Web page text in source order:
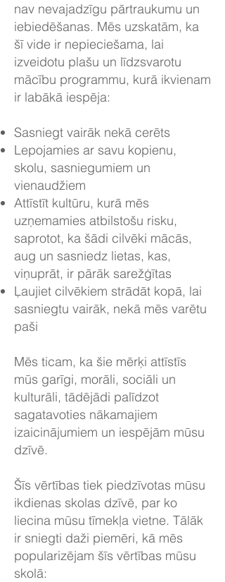
nav nevajadzīgu pārtraukumu un
iebiedēšanas. Mēs uzskatām, ka
šī vide ir nepieciešama, lai
izveidotu plašu un līdzsvarotu
mācību programmu, kurā ikvienam
ir labākā iespēja:
Sasniegt vairāk nekā cerēts
Lepojamies ar savu kopienu,
skolu, sasniegumiem un
vienaudžiem
Attīstīt kultūru, kurā mēs
uzņemamies atbilstošu risku,
saprotot, ka šādi cilvēki mācās,
aug un sasniedz lietas, kas,
viņuprāt, ir pārāk sarežģītas
Ļaujiet cilvēkiem strādāt kopā, lai
sasniegtu vairāk, nekā mēs varētu
paši
Mēs ticam, ka šie mērķi attīstīs
mūs garīgi, morāli, sociāli un
kulturāli, tādējādi palīdzot
sagatavoties nākamajiem
izaicinājumiem un iespējām mūsu
dzīvē.
Šīs vērtības tiek piedzīvotas mūsu
ikdienas skolas dzīvē, par ko
liecina mūsu tīmekļa vietne. Tālāk
ir sniegti daži piemēri, kā mēs
popularizējam šīs vērtības mūsu
skolā: